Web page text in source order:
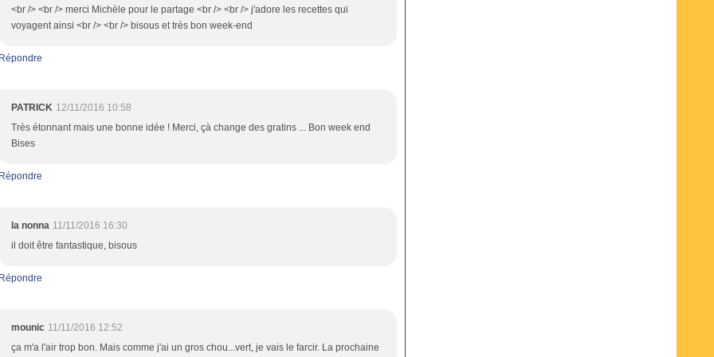
<br /> <br /> merci Michèle pour le partage <br /> <br /> j'adore les recettes qui
voyagent ainsi <br /> <br /> bisous et très bon week-end
Répondre
PATRICK 12/11/2016 10:58
Très étonnant mais une bonne idée ! Merci, çà change des gratins ... Bon week end
Bises
Répondre
la nonna 11/11/2016 16:30
il doit être fantastique, bisous
Répondre
mounic 11/11/2016 12:52
ça m'a l'air trop bon. Mais comme j'ai un gros chou...vert, je vais le farcir. La prochaine